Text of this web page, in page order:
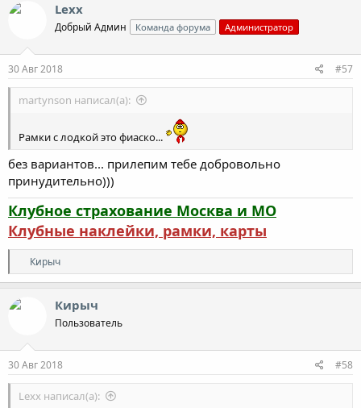
Lexx
Добрый Админ Команда форума Администратор
30 Авг 2018 #57
martynson написал(а):
Рамки с лодкой это фиаско...
без вариантов... прилепим тебе добровольно
принудительно)))
Клубное страхование Москва и МО
Клубные наклейки, рамки, карты
Р
е
а
:
Кирыч
Кирыч
Пользователь
30 Авг 2018 #58
Lexx написал(а):